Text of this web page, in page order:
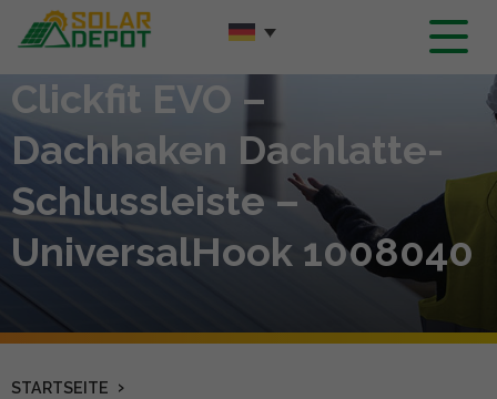
Hauptinhalt
Clickfit EVO –
Dachhaken Dachlatte-
Schlussleiste –
UniversalHook 1008040
STARTSEITE ›